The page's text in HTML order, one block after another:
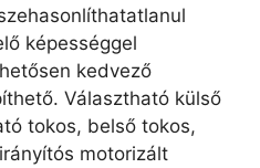
képességgel
kedvező
Választható külső
tokos, belső tokos,
motorizált